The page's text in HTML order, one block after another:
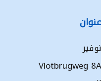
عنوان
توفير
Vlotbrugweg 8A